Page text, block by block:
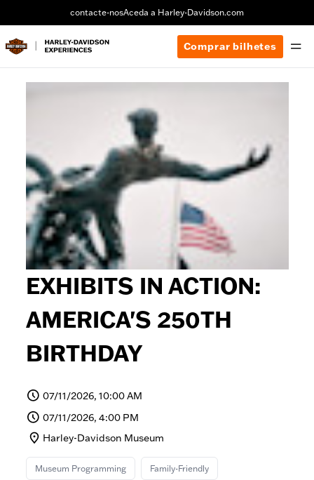
contacte-nosAceda a Harley-Davidson.com
Comprar bilhetes
EXHIBITS IN ACTION:
AMERICA'S 250TH
BIRTHDAY
07/11/2026, 10:00 AM
07/11/2026, 4:00 PM
Harley-Davidson Museum
Museum Programming Family-Friendly